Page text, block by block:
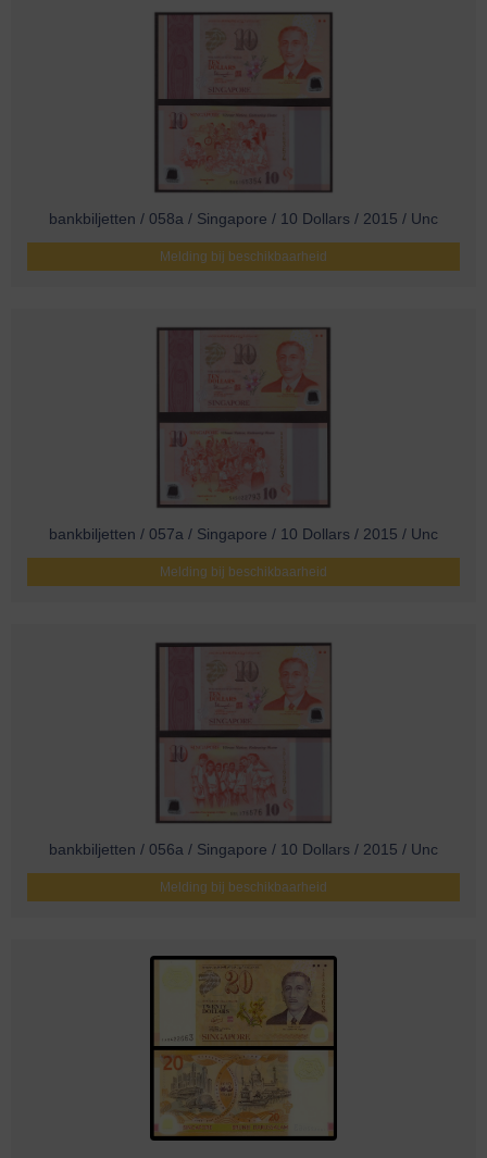
bankbiljetten / 058a / Singapore / 10 Dollars / 2015 / Unc
Melding bij beschikbaarheid
bankbiljetten / 057a / Singapore / 10 Dollars / 2015 / Unc
Melding bij beschikbaarheid
bankbiljetten / 056a / Singapore / 10 Dollars / 2015 / Unc
Melding bij beschikbaarheid